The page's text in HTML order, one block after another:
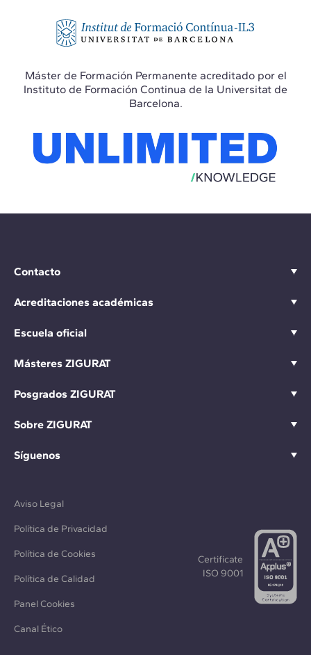
Máster de Formación Permanente acreditado por el
Instituto de Formación Continua de la Universitat de
Barcelona.
Contacto
Acreditaciones académicas
Escuela oficial
Másteres ZIGURAT
Posgrados ZIGURAT
Sobre ZIGURAT
Síguenos
Aviso Legal
Política de Privacidad
Política de Cookies
Política de Calidad
Panel Cookies
Canal Ético
Certificate
ISO 9001